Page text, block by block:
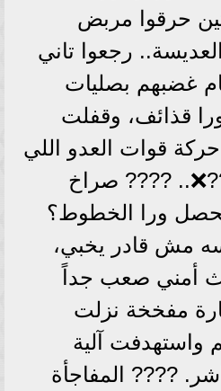
حرقوا مربض
رجعوا تاني
غضبهم بصليات
قذائف، وقفلت
حركة قوات العدو اللي
???? صراخ
ورا الخطوط؟
مش قادر يخبي،
أمني صعب جداً
مفخخة نزلت
آلية
???? المفاجأة